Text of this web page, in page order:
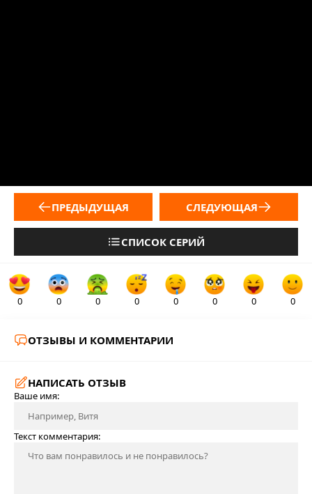
ПРЕДЫДУЩАЯ
СПИСОК СЕРИЙ
СЛЕДУЮЩАЯ
0 0 0 0 0 0 0 0
ОТЗЫВЫ И КОММЕНТАРИИ
НАПИСАТЬ ОТЗЫВ
Ваше имя:
Текст комментария: